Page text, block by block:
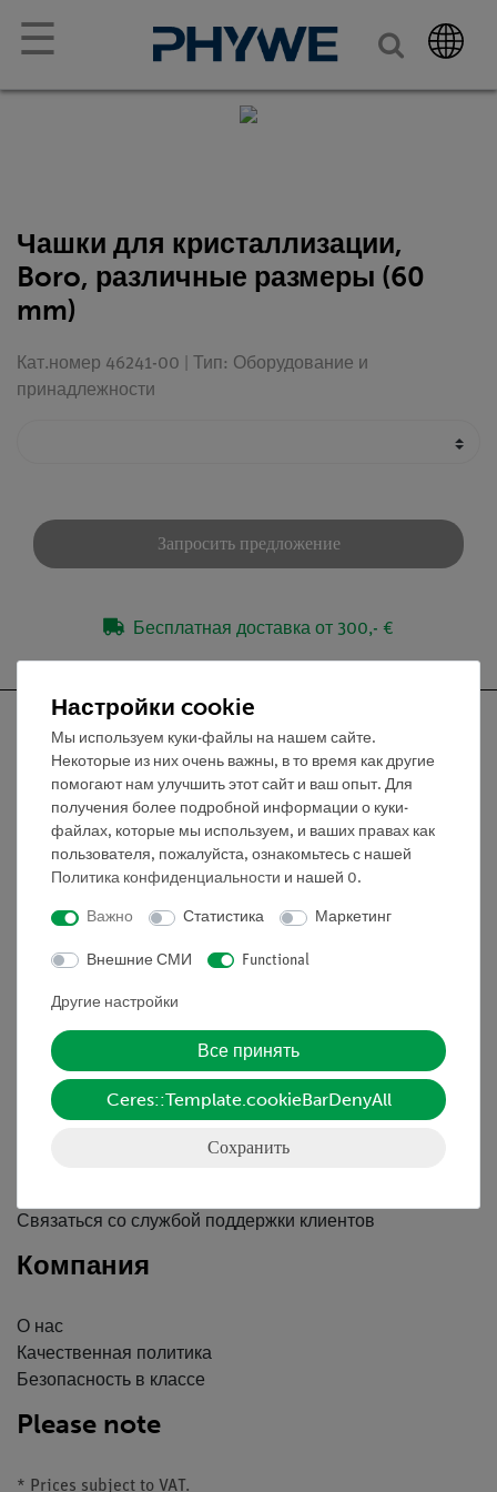
☰
Чашки для кристаллизации,
Boro, различные размеры (60
mm)
Кат.номер 46241-00 | Тип: Оборудование и
принадлежности
Запросить предложение
Бесплатная доставка от 300,- €
Nach oben
Информация
Контактное лицо
Условия сотрудничества
Вводные данные
Обслуживание
Краткий обзор услуг
Связаться со службой поддержки клиентов
Компания
О нас
Качественная политика
Безопасность в классе
Please note
* Prices subject to VAT.
Настройки cookie
Мы используем куки-файлы на нашем сайте.
Некоторые из них очень важны, в то время как другие
помогают нам улучшить этот сайт и ваш опыт. Для
получения более подробной информации о куки-
файлах, которые мы используем, и ваших правах как
пользователя, пожалуйста, ознакомьтесь с нашей
Политика конфиденциальности и нашей 0.
Важно Статистика Маркетинг
Внешние СМИ Functional
Другие настройки
Все принять
Ceres::Template.cookieBarDenyAll
Сохранить